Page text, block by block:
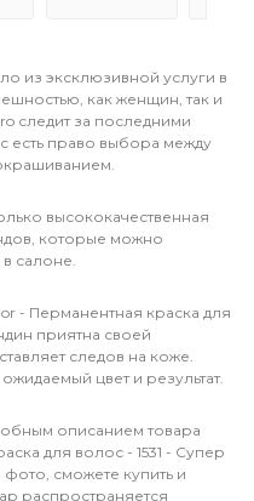
из эксклюзивной услуги в
как женщин, так и
следит за последними
есть право выбора между
высококачественная
которые можно
салоне.
- Перманентная краска для
приятна своей
следов на коже.
цвет и результат.
описанием товара
для волос - 1531 - Супер
сможете купить и
распространяется